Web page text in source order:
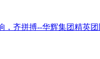
，齐拼搏--华辉集团精英